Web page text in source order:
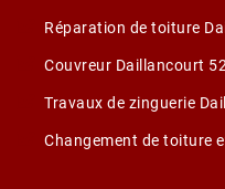
Réparation de toiture
Couvreur Daillancourt
Travaux de zinguerie
Changement de toiture